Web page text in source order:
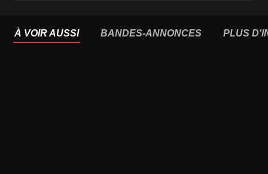
À VOIR AUSSI BANDES-ANNONCES PLUS